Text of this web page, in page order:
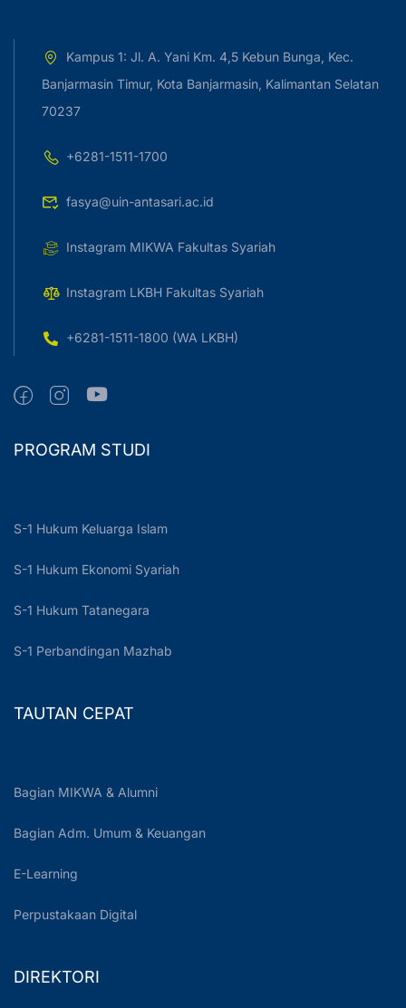
Kampus 1: Jl. A. Yani Km. 4,5 Kebun Bunga, Kec.
Banjarmasin Timur, Kota Banjarmasin, Kalimantan Selatan
70237
+6281-1511-1700
fasya@uin-antasari.ac.id
Instagram MIKWA Fakultas Syariah
Instagram LKBH Fakultas Syariah
+6281-1511-1800 (WA LKBH)
PROGRAM STUDI
S-1 Hukum Keluarga Islam
S-1 Hukum Ekonomi Syariah
S-1 Hukum Tatanegara
S-1 Perbandingan Mazhab
TAUTAN CEPAT
Bagian MIKWA & Alumni
Bagian Adm. Umum & Keuangan
E-Learning
Perpustakaan Digital
DIREKTORI